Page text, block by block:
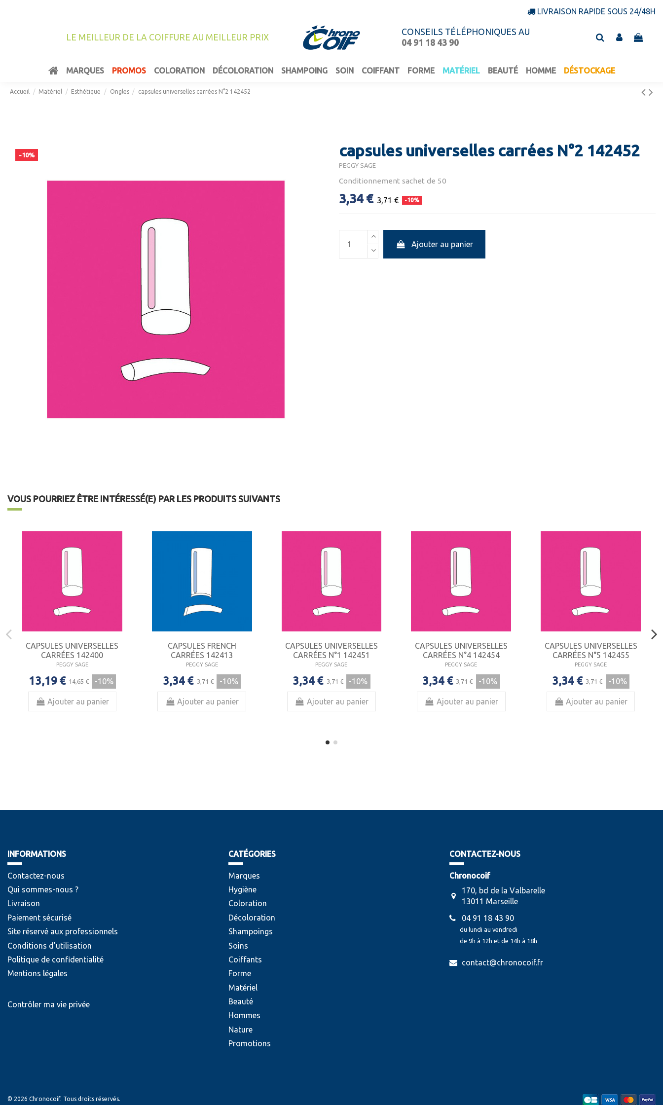
LIVRAISON RAPIDE SOUS 24/48H
LE MEILLEUR DE LA COIFFURE AU MEILLEUR PRIX
CONSEILS TÉLÉPHONIQUES AU
04 91 18 43 90
MARQUES PROMOS COLORATION DÉCOLORATION SHAMPOING SOIN COIFFANT FORME MATÉRIEL BEAUTÉ HOMME DÉSTOCKAGE
Accueil Matériel Esthétique Ongles capsules universelles carrées N°2 142452
-10% capsules universelles carrées N°2 142452
PEGGY SAGE
Conditionnement sachet de 50
3,34 € 3,71 € -10%
Ajouter au panier
VOUS POURRIEZ ÊTRE INTÉRESSÉ(E) PAR LES PRODUITS SUIVANTS
CAPSULES UNIVERSELLES
CARRÉES 142400
PEGGY SAGE
13,19 € 14,65 € -10%
Ajouter au panier
CAPSULES FRENCH
CARRÉES 142413
PEGGY SAGE
3,34 € 3,71 € -10%
Ajouter au panier
CAPSULES UNIVERSELLES
CARRÉES N°1 142451
PEGGY SAGE
3,34 € 3,71 € -10%
Ajouter au panier
CAPSULES UNIVERSELLES
CARRÉES N°4 142454
PEGGY SAGE
3,34 € 3,71 € -10%
Ajouter au panier
CAPSULES UNIVERSELLES
CARRÉES N°5 142455
PEGGY SAGE
3,34 € 3,71 € -10%
Ajouter au panier
INFORMATIONS
Contactez-nous
Qui sommes-nous ?
Livraison
Paiement sécurisé
Site réservé aux professionnels
Conditions d'utilisation
Politique de confidentialité
Mentions légales
Contrôler ma vie privée
CATÉGORIES
Marques
Hygiène
Coloration
Décoloration
Shampoings
Soins
Coiffants
Forme
Matériel
Beauté
Hommes
Nature
Promotions
CONTACTEZ-NOUS
Chronocoif
170, bd de la Valbarelle
13011 Marseille
04 91 18 43 90
du lundi au vendredi
de 9h à 12h et de 14h à 18h
contact@chronocoif.fr
© 2026 Chronocoif. Tous droits réservés.